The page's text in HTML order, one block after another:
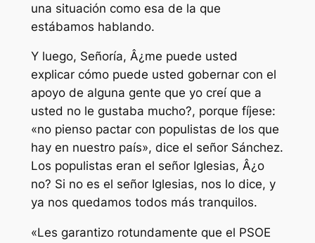
una situación como esa de la que
estábamos hablando.
Y luego, Señoría, Â¿me puede usted
explicar cómo puede usted gobernar con el
apoyo de alguna gente que yo creí que a
usted no le gustaba mucho?, porque fíjese:
«no pienso pactar con populistas de los que
hay en nuestro país», dice el señor Sánchez.
Los populistas eran el señor Iglesias, Â¿o
no? Si no es el señor Iglesias, nos lo dice, y
ya nos quedamos todos más tranquilos.
«Les garantizo rotundamente que el PSOE